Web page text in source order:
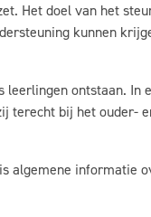
Het doel van het
kunnen
leerlingen ontstaan. In
terecht bij het ouder-
algemene informatie